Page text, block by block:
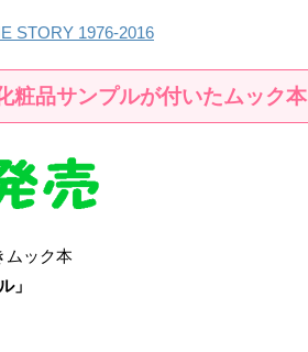
STORY 1976-2016
粧品サンプルが付いたムック本
ムック本
」